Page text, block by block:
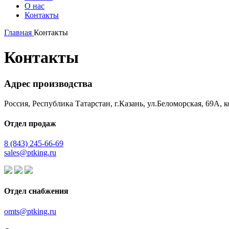
О нас
Контакты
Главная Контакты
Контакты
Адрес производства
Россия, Республика Татарстан, г.Казань, ул.Беломорская, 69А,
Отдел продаж
8 (843) 245-66-69
sales@ptking.ru
Отдел снабжения
omts@ptking.ru